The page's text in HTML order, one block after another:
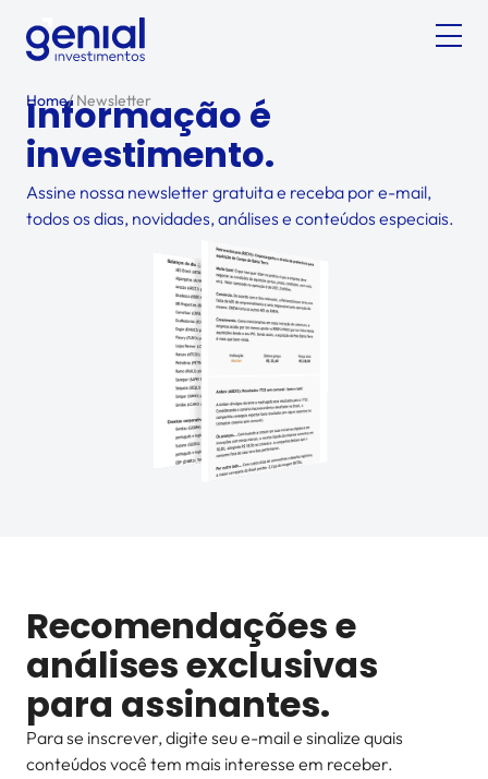
Home/ Newsletter
Informação é
investimento.
Assine nossa newsletter gratuita e receba por e-mail,
todos os dias, novidades, análises e conteúdos especiais.
Recomendações e
análises exclusivas
para assinantes.
Para se inscrever, digite seu e-mail e sinalize quais
conteúdos você tem mais interesse em receber.